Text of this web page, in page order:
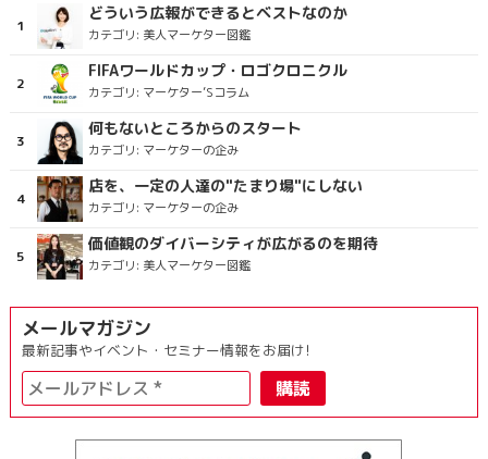
どういう広報ができるとベストなのか
カテゴリ: 美人マーケター図鑑
FIFAワールドカップ・ロゴクロニクル
カテゴリ: マーケター’Sコラム
何もないところからのスタート
カテゴリ: マーケターの企み
店を、一定の人達の"たまり場"にしない
カテゴリ: マーケターの企み
価値観のダイバーシティが広がるのを期待
カテゴリ: 美人マーケター図鑑
メールマガジン
最新記事やイベント・セミナー情報をお届け!